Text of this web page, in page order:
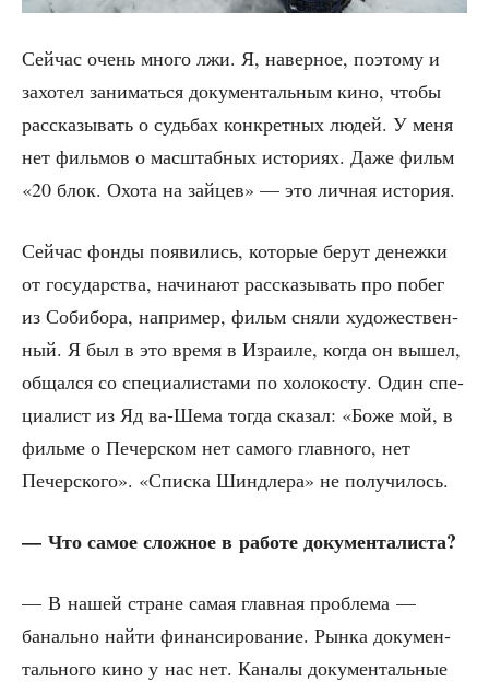
Сей­час очень мно­го лжи. Я, навер­ное, поэто­му и
захо­тел зани­мать­ся доку­мен­таль­ным кино, что­бы
рас­ска­зы­вать о судь­бах кон­крет­ных людей. У меня
нет филь­мов о мас­штаб­ных исто­ри­ях. Даже фильм
«20 блок. Охо­та на зай­цев» — это лич­ная история.
Сей­час фон­ды появи­лись, кото­рые берут денеж­ки
от госу­дар­ства, начи­на­ют рас­ска­зы­вать про побег
из Собибо­ра, напри­мер, фильм сня­ли худо­же­ствен­
ный. Я был в это вре­мя в Изра­и­ле, когда он вышел,
общал­ся со спе­ци­а­ли­ста­ми по холо­ко­сту. Один спе­
ци­а­лист из Яд ва-Шема тогда ска­зал: «Боже мой, в
филь­ме о Печер­ском нет само­го глав­но­го, нет
Печер­ско­го». «Спис­ка Шиндле­ра» не получилось.
— Что самое слож­ное в рабо­те документалиста?
— В нашей стране самая глав­ная про­бле­ма —
баналь­но най­ти финан­си­ро­ва­ние. Рын­ка доку­мен­
таль­но­го кино у нас нет. Кана­лы доку­мен­таль­ные